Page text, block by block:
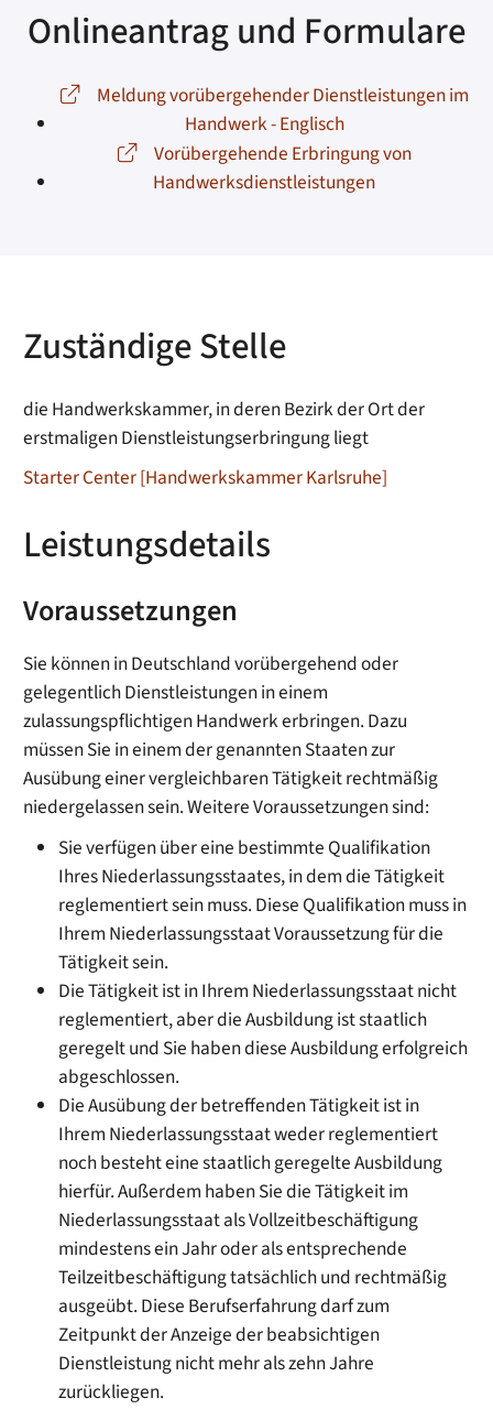
Onlineantrag und Formulare
Meldung vorübergehender Dienstleistungen im
Handwerk - Englisch
Vorübergehende Erbringung von
Handwerksdienstleistungen
Zuständige Stelle
die Handwerkskammer, in deren Bezirk der Ort der
erstmaligen Dienstleistungserbringung liegt
Starter Center [Handwerkskammer Karlsruhe]
Leistungsdetails
Voraussetzungen
Sie können in Deutschland vorübergehend oder
gelegentlich Dienstleistungen in einem
zulassungspflichtigen Handwerk erbringen. Dazu
müssen Sie in einem der genannten Staaten zur
Ausübung einer vergleichbaren Tätigkeit rechtmäßig
niedergelassen sein. Weitere Voraussetzungen sind:
Sie verfügen über eine bestimmte Qualifikation
Ihres Niederlassungsstaates, in dem die Tätigkeit
reglementiert sein muss. Diese Qualifikation muss in
Ihrem Niederlassungsstaat Voraussetzung für die
Tätigkeit sein.
Die Tätigkeit ist in Ihrem Niederlassungsstaat nicht
reglementiert, aber die Ausbildung ist staatlich
geregelt und Sie haben diese Ausbildung erfolgreich
abgeschlossen.
Die Ausübung der betreffenden Tätigkeit ist in
Ihrem Niederlassungsstaat weder reglementiert
noch besteht eine staatlich geregelte Ausbildung
hierfür. Außerdem haben Sie die Tätigkeit im
Niederlassungsstaat als Vollzeitbeschäftigung
mindestens ein Jahr oder als entsprechende
Teilzeitbeschäftigung tatsächlich und rechtmäßig
ausgeübt. Diese Berufserfahrung darf zum
Zeitpunkt der Anzeige der beabsichtigen
Dienstleistung nicht mehr als zehn Jahre
zurückliegen.